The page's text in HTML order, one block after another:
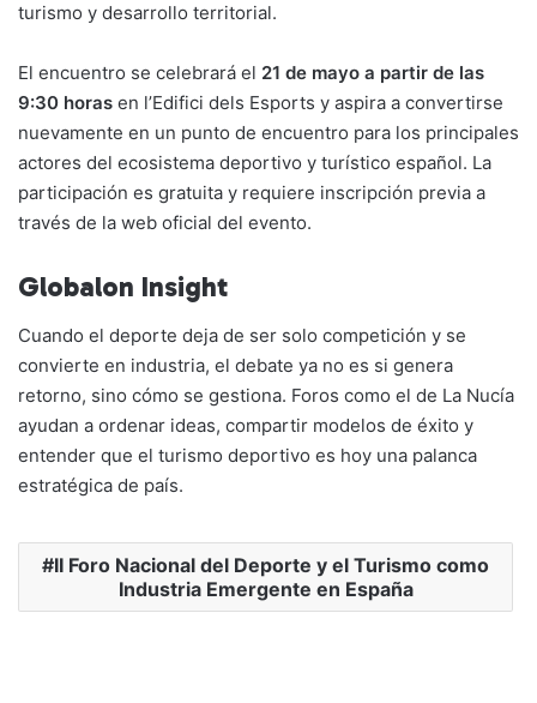
turismo y desarrollo territorial.
El encuentro se celebrará el 21 de mayo a partir de las
9:30 horas en l’Edifici dels Esports y aspira a convertirse
nuevamente en un punto de encuentro para los principales
actores del ecosistema deportivo y turístico español. La
participación es gratuita y requiere inscripción previa a
través de la web oficial del evento.
Globalon Insight
Cuando el deporte deja de ser solo competición y se
convierte en industria, el debate ya no es si genera
retorno, sino cómo se gestiona. Foros como el de La Nucía
ayudan a ordenar ideas, compartir modelos de éxito y
entender que el turismo deportivo es hoy una palanca
estratégica de país.
II Foro Nacional del Deporte y el Turismo como
Industria Emergente en España